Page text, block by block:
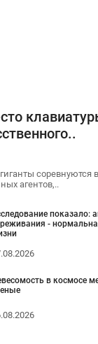
соревнуются
агентов,..
показало:
-
в космосе